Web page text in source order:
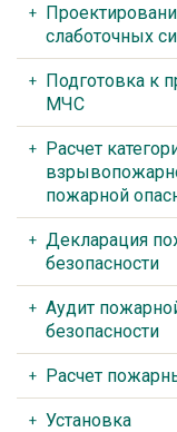
слаботочных
Подготовка к
МЧС
Расчет
пожарной
Декларация
безопасности
Аудит
безопасности
Расчет
Установка